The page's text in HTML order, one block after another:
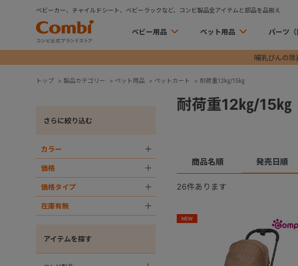
ベビーカー、チャイルドシート、ベビーラックなど、コンビ製品全アイテムと部品を品揃え
ベビー用品 ペット用品 パーツ（
哺乳びんの
トップ > 製品カテゴリー > ペット用品 > ペットカート > 耐荷重12㎏/15㎏
さらに絞り込む
カラー
価格
価格タイプ
在庫有無
アイテムを探す
耐荷重12㎏/15㎏
商品名順 発売日順
26件あります